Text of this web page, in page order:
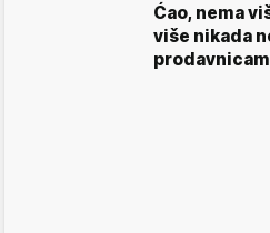
Ćao, nema
više nikada